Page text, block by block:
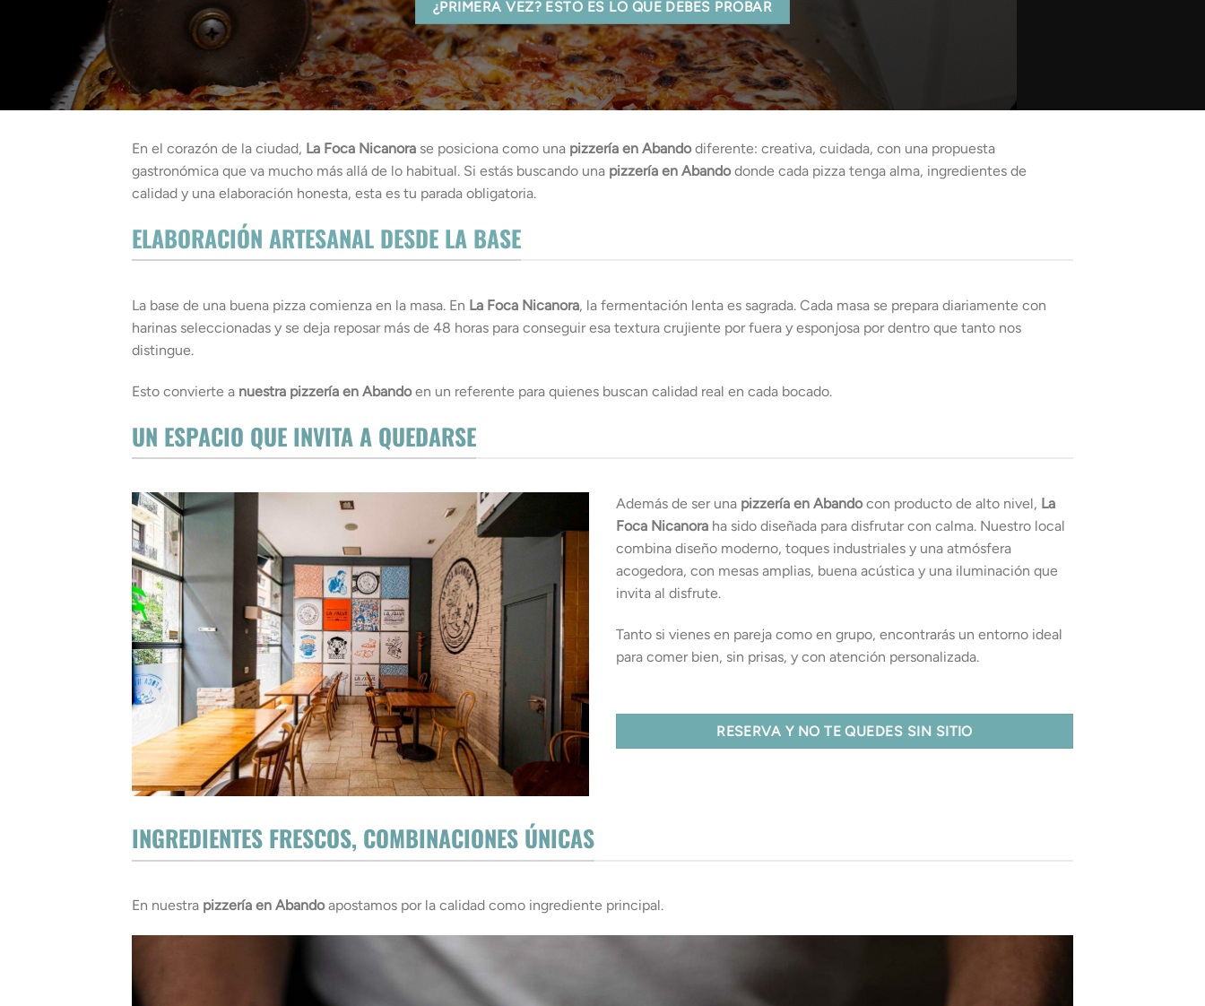
¿PRIMERA VEZ? ESTO ES LO QUE DEBES PROBAR
En el corazón de la ciudad, La Foca Nicanora se posiciona como una pizzería en Abandodiferente: creativa, cuidada, con una propuesta
gastronómica que va mucho más allá de lo habitual. Si estás buscando una pizzería en Abandodonde cada pizza tenga alma, ingredientes de
calidad y una elaboración honesta, esta es tu parada obligatoria.
ELABORACIÓN ARTESANAL DESDE LA BASE
La base de una buena pizza comienza en la masa. En La Foca Nicanora, la fermentación lenta es sagrada. Cada masa se prepara diariamente con
harinas seleccionadas y se deja reposar más de 48 horas para conseguir esa textura crujiente por fuera y esponjosa por dentro que tanto nos
distingue.
Esto convierte a nuestra pizzería en Abandoen un referente para quienes buscan calidad real en cada bocado.
UN ESPACIO QUE INVITA A QUEDARSE
Además de ser una pizzería en Abandocon producto de alto nivel, La
Foca Nicanora ha sido diseñada para disfrutar con calma. Nuestro local
combina diseño moderno, toques industriales y una atmósfera
acogedora, con mesas amplias, buena acústica y una iluminación que
invita al disfrute.
Tanto si vienes en pareja como en grupo, encontrarás un entorno ideal
para comer bien, sin prisas, y con atención personalizada.
RESERVA Y NO TE QUEDES SIN SITIO
INGREDIENTES FRESCOS, COMBINACIONES ÚNICAS
En nuestra pizzería en Abandoapostamos por la calidad como ingrediente principal.